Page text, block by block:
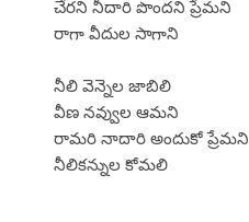
చేరని నీదారి పొందని ప్రేమని
రాగా వీదుల సాగాని
నీలి వెన్నెల జాబిలి
వీణ నవ్వుల ఆమని
రామరి నాదారి అందుకో ప్రేమని
నీలికన్నుల కోమలి